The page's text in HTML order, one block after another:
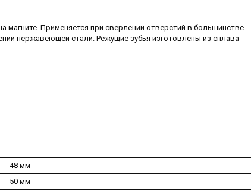
Применяется при сверлении отверстий в большинстве
нержавеющей стали. Режущие зубья изготовлены из сплава
48 мм
50 мм